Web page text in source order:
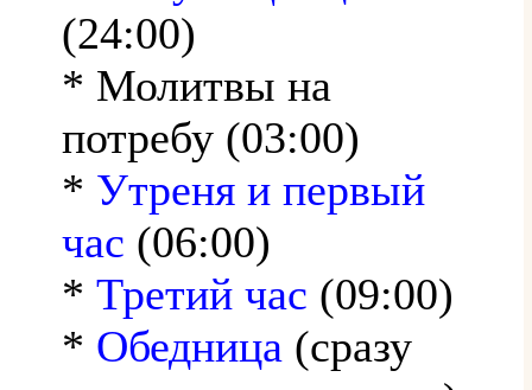
(24:00)
* Молитвы на
потребу (03:00)
* Утреня и первый
час (06:00)
* Третий час (09:00)
* Обедница (сразу